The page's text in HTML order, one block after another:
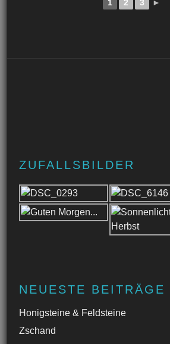
1 2 3 ►
ZUFALLSBILDER
NEUESTE BEITRÄGE
Honigsteine & Feldsteine
Zschand